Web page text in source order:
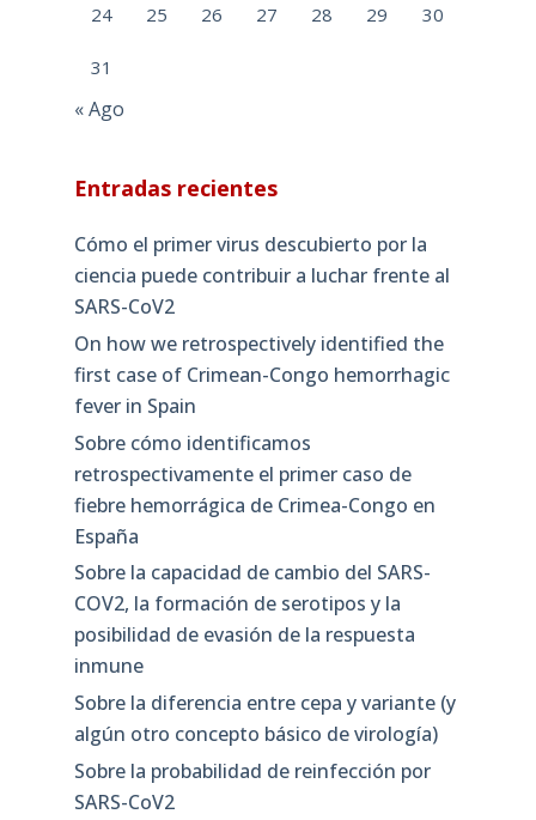
24 25 26 27 28 29 30
31
« Ago
Entradas recientes
Cómo el primer virus descubierto por la
ciencia puede contribuir a luchar frente al
SARS-CoV2
On how we retrospectively identified the
first case of Crimean-Congo hemorrhagic
fever in Spain
Sobre cómo identificamos
retrospectivamente el primer caso de
fiebre hemorrágica de Crimea-Congo en
España
Sobre la capacidad de cambio del SARS-
COV2, la formación de serotipos y la
posibilidad de evasión de la respuesta
inmune
Sobre la diferencia entre cepa y variante (y
algún otro concepto básico de virología)
Sobre la probabilidad de reinfección por
SARS-CoV2